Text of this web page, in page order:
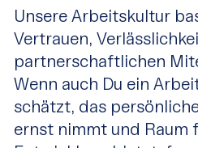
Unsere Arbeitskultur
Vertrauen,
partnerschaftlichen
Wenn auch Du ein
schätzt, das
ernst nimmt und Raum